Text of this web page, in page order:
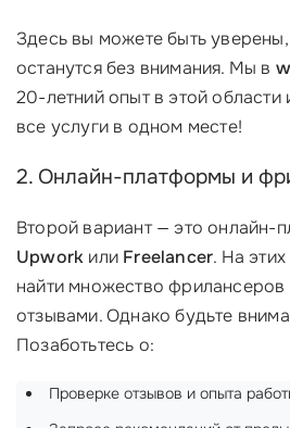
Здесь вы можете быть
останутся без внимания. Мы в
20-летний опыт в этой
все услуги в одном месте!
2. Онлайн-платформы и
Второй вариант — это онлайн-
Upwork или Freelancer. На
найти множество фрилансеров
отзывами. Однако будьте
Позаботьтесь о:
Проверке отзывов и опыта